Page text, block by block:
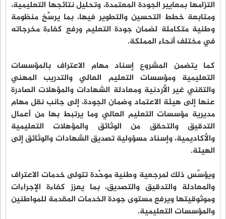
التزامها بمعايير الجودة المعتمدة، وتحليل نتائجها التعليمية،
ومتابعة خطط التحسين والتطوير فيها، بما يرسِّخ منظومة
وطنية متكاملة لضمان جودة التعليم ورفع كفاءة مخرجاته
في مختلف أنحاء المملكة.
كما يتضمن المشروع إسناد مهام الاعتراف بالمؤسسات
التعليمية ومؤسسات التعليم العالي والتدريب المهني
والتقني غير الأردنية ومعادلة الشهادات والمؤهلات الصادرة
عنها إلى هيئة الاعتماد وضمان الجودة، إلى جانب نقل مهام
مديرية مؤسسات التعليم العالي وما يرتبط بها من أعمال
التدقيق والتحقق من الوثائق والمؤهلات التعليمية
والأكاديمية، وإسناد مسؤولية تصديق الشهادات والوثائق إلى
الهيئة.
ويؤسِّس ذلك لمرجعية وطنية موحَّدة تتولى خدمات الاعتراف
والمعادلة والتدقيق والتصديق، بما يعزز كفاءة الإجراءات
وموثوقيتها ويرفع مستوى جودة الخدمات المقدمة للمواطنين
والمؤسسات التعليمية.